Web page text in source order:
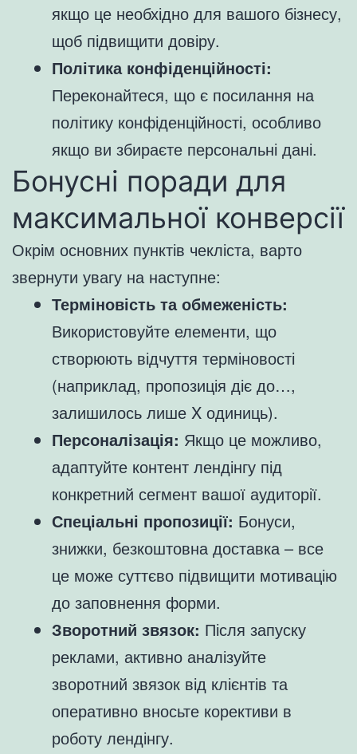
якщо це необхідно для вашого бізнесу,
щоб підвищити довіру.
Політика конфіденційності:
Переконайтеся, що є посилання на
політику конфіденційності, особливо
якщо ви збираєте персональні дані.
Бонусні поради для
максимальної конверсії
Окрім основних пунктів чекліста, варто
звернути увагу на наступне:
Терміновість та обмеженість:
Використовуйте елементи, що
створюють відчуття терміновості
(наприклад, пропозиція діє до…,
залишилось лише X одиниць).
Персоналізація: Якщо це можливо,
адаптуйте контент лендінгу під
конкретний сегмент вашої аудиторії.
Спеціальні пропозиції: Бонуси,
знижки, безкоштовна доставка – все
це може суттєво підвищити мотивацію
до заповнення форми.
Зворотний звязок: Після запуску
реклами, активно аналізуйте
зворотний звязок від клієнтів та
оперативно вносьте корективи в
роботу лендінгу.